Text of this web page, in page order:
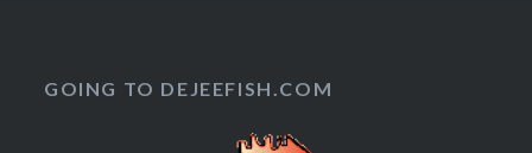
GOING TO DEJEEFISH.COM